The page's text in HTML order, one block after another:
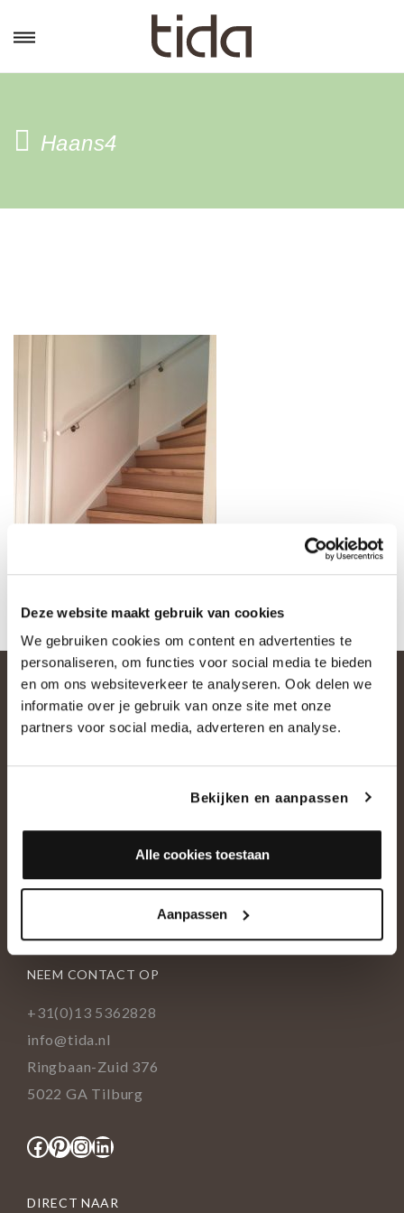
Deze website maakt gebruik van cookies
We gebruiken cookies om content en advertenties te
personaliseren, om functies voor social media te bieden
en om ons websiteverkeer te analyseren. Ook delen we
informatie over je gebruik van onze site met onze
partners voor social media, adverteren en analyse.
Bekijken en aanpassen
Alle cookies toestaan
Aanpassen
Haans4
OVER ONS
Ons team
NEEM CONTACT OP
+31(0)13 5362828
info@tida.nl
Ringbaan-Zuid 376
5022 GA Tilburg
Facebook
Pinterest
Instagram
LinkedIn
DIRECT NAAR